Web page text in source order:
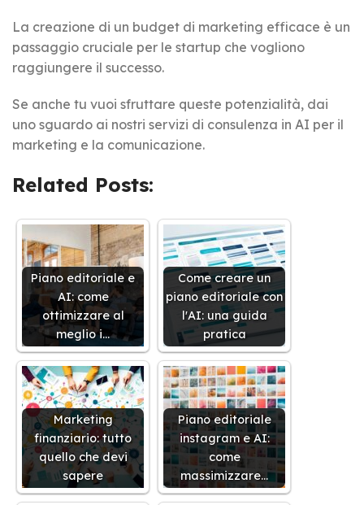
La creazione di un budget di marketing efficace è un
passaggio cruciale per le startup che vogliono
raggiungere il successo.
Se anche tu vuoi sfruttare queste potenzialità, dai
uno sguardo ai nostri servizi di consulenza in AI per il
marketing e la comunicazione.
Related Posts:
Piano editoriale e
AI: come
ottimizzare al
meglio i…
Come creare un
piano editoriale con
l'AI: una guida
pratica
Marketing
finanziario: tutto
quello che devi
sapere
Piano editoriale
instagram e AI:
come
massimizzare…